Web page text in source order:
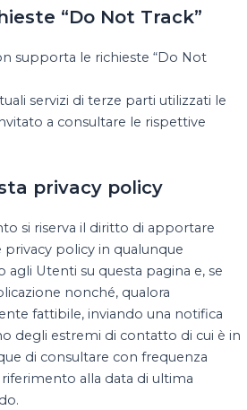
“Do Not Track”
supporta le richieste “Do Not
servizi di terze parti utilizzati le
a consultare le rispettive
privacy policy
si riserva il diritto di apportare
policy in qualunque
Utenti su questa pagina e, se
nonché, qualora
fattibile, inviando una notifica
degli estremi di contatto di cui è in
di consultare con frequenza
alla data di ultima